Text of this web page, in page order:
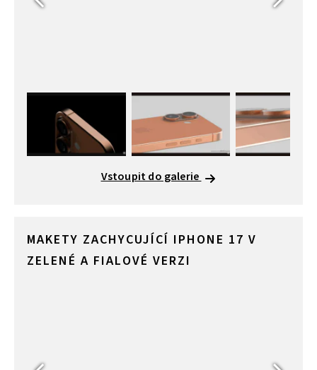
Vstoupit do galerie
MAKETY ZACHYCUJÍCÍ IPHONE 17 V
ZELENÉ A FIALOVÉ VERZI